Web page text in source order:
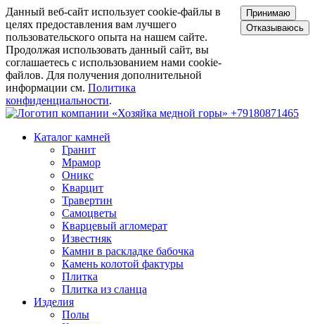
Данный веб-сайт использует cookie-файлы в
целях предоставления вам лучшего
пользовательского опыта на нашем сайте.
Продолжая использовать данный сайт, вы
соглашаетесь с использованием нами cookie-
файлов. Для получения дополнительной
информации см. Политика
конфиденциальности.
Принимаю
Отказываюсь
+79180871465
Каталог камней
Гранит
Мрамор
Оникс
Кварцит
Травертин
Самоцветы
Кварцевый агломерат
Известняк
Камни в раскладке бабочка
Камень колотой фактуры
Плитка
Плитка из сланца
Изделия
Полы